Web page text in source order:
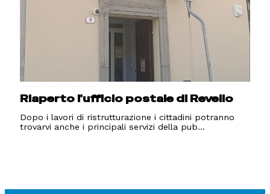
Riaperto l'ufficio postale di Revello
Dopo i lavori di ristrutturazione i cittadini potranno
trovarvi anche i principali servizi della pub...